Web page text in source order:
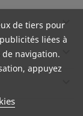
keyboard_arrow_down
keyboard_arrow_down
de tiers pour
liées à
navigation.
appuyez